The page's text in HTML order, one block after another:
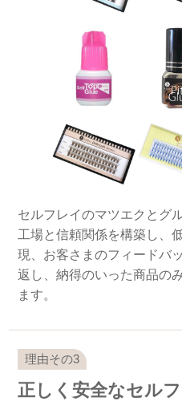
セルフレイのマツエクとグ
工場と信頼関係を構築し、
現、お客さまのフィードバ
返し、納得のいった商品の
ます。
正しく安全なセル